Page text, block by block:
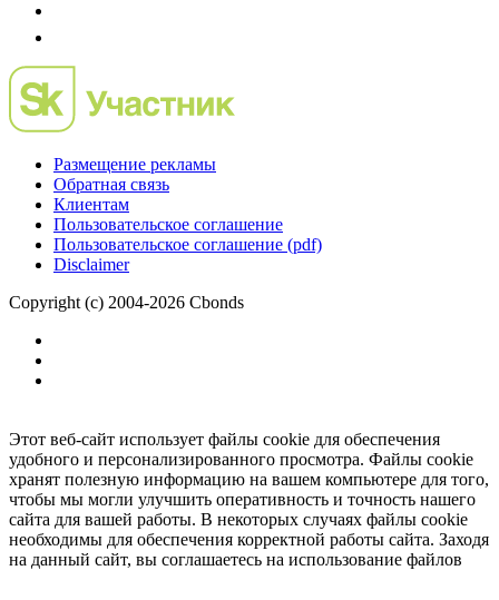
Размещение рекламы
Обратная связь
Клиентам
Пользовательское соглашение
Пользовательское соглашение (pdf)
Disclaimer
Copyright (c) 2004-2026 Cbonds
Этот веб-сайт использует файлы cookie для обеспечения
удобного и персонализированного просмотра. Файлы cookie
хранят полезную информацию на вашем компьютере для того,
чтобы мы могли улучшить оперативность и точность нашего
сайта для вашей работы. В некоторых случаях файлы cookie
необходимы для обеспечения корректной работы сайта. Заходя
на данный сайт, вы соглашаетесь на использование файлов